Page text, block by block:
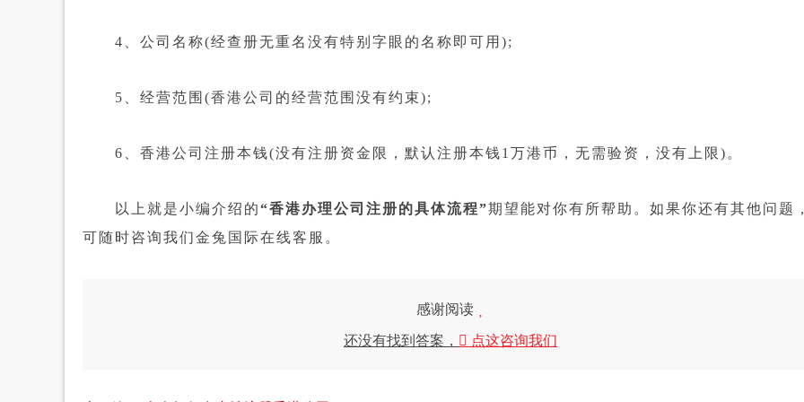
4、公司名称(经查册无重名没有特别字眼的名称即可用);
5、经营范围(香港公司的经营范围没有约束);
6、香港公司注册本钱(没有注册资金限，默认注册本钱1万港币，无需验资，没有上限)。
以上就是小编介绍的“香港办理公司注册的具体流程”期望能对你有所帮助。如果你还有其他问题
可随时咨询我们金兔国际在线客服。
感谢阅读
还没有找到答案， 点这咨询我们